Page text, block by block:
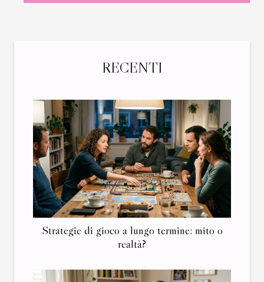
RECENTI
Strategie di gioco a lungo termine: mito o
realtà?